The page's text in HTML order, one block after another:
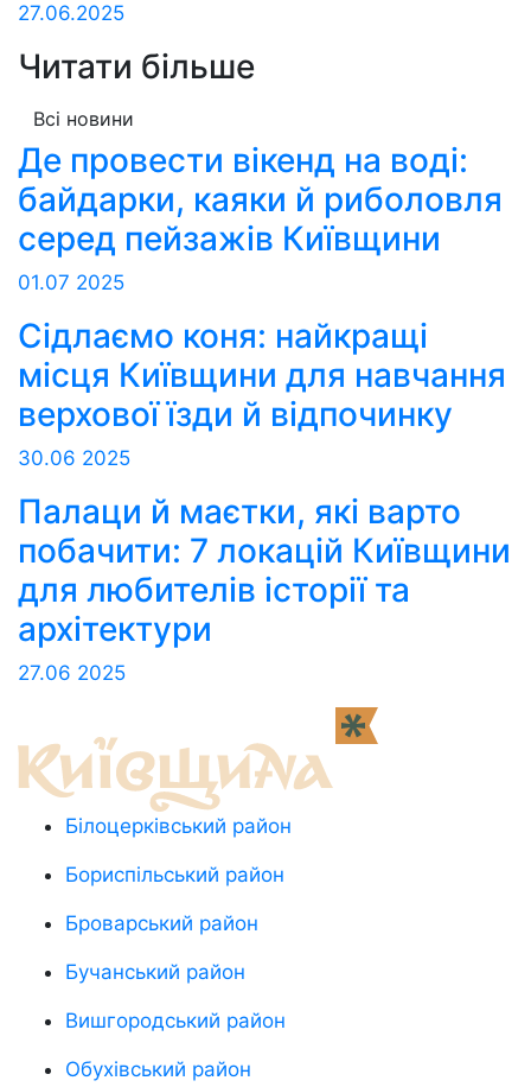
27.06.2025
Читати більше
Всі новини
Де провести вікенд на воді:
байдарки, каяки й риболовля
серед пейзажів Київщини
01.07 2025
Сідлаємо коня: найкращі
місця Київщини для навчання
верхової їзди й відпочинку
30.06 2025
Палаци й маєтки, які варто
побачити: 7 локацій Київщини
для любителів історії та
архітектури
27.06 2025
Білоцерківський район
Бориспільський район
Броварський район
Бучанський район
Вишгородський район
Обухівський район